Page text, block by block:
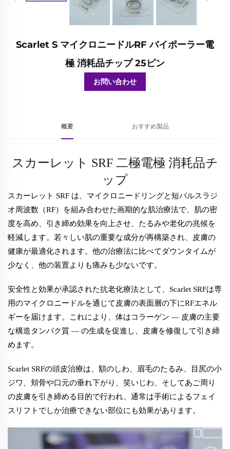
Scarlet S マイクロニードルRF バイポーラー電
極 消耗品チップ 25ピン
お問い合わせ
概要 おすすめ製品
スカーレット SRF 二極電極 消耗品チ
ップ
スカーレット SRF は、マイクロニードリングと短パルスラジ
オ周波数（RF）を組み合わせた画期的な肌治療法で、肌の密
度を高め、引き締め効果を向上させ、たるみや老化の兆候を
軽減します。若々しい肌の重要な成分が再構築され、皮膚の
健康が最適化されます。他の治療法に比べてダウンタイムが
少なく、他の装置よりも痛みも少ないです。
安全性と効果が承認された抗老化療法として、Scarlet SRFは専
用のマイクロニードルを通じて皮膚の表面層の下にRFエネル
ギーを届けます。これにより、体はコラーゲン — 皮膚の主要
な構造タンパク質 — の生成を促進し、皮膚を修復して引き締
めます。
Scarlet SRFの頭皮治療は、額のしわ、眉毛のたるみ、目尻の小
ジワ、頬骨や口元の垂れ下がり、笑いじわ、そしてあご周り
の皮膚を引き締める目的で行われ、通常は手術によるフェイ
スリフトでしか治療できない部位にも効果があります。